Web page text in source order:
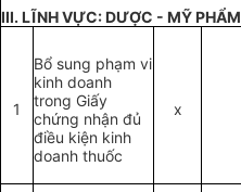
III. LĨNH VỰC: DƯỢC - MỸ PHẨM
1
Bổ sung phạm vi
kinh doanh
trong Giấy
chứng nhận đủ
điều kiện kinh
doanh thuốc
x